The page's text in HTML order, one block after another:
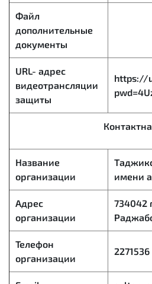
Файл
дополнительные
документы
URL- адрес
видеотрансляции
защиты
https://
Название
организации
имени
Адрес
организации
734042
Телефон
организации
2271536